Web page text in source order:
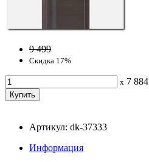
9 499
Скидка 17%
x 7 884
Артикул: dk-37333
Информация